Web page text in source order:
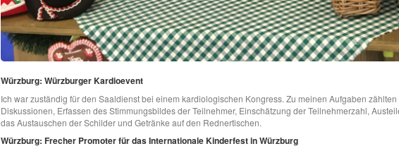
Würzburg: Würzburger Kardioevent
Ich war zuständig für den Saaldienst bei einem kardiologischen Kongress. Zu meinen Aufgaben
Diskussionen, Erfassen des Stimmungsbildes der Teilnehmer, Einschätzung der Teilnehmerzahl,
das Austauschen der Schilder und Getränke auf den Rednertischen.
Würzburg: Frecher Promoter für das Internationale Kinderfest in Würzburg